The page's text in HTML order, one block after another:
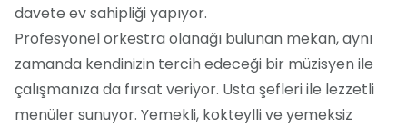
davete ev sahipliği yapıyor.
Profesyonel orkestra olanağı bulunan mekan, aynı
zamanda kendinizin tercih edeceği bir müzisyen ile
çalışmanıza da fırsat veriyor. Usta şefleri ile lezzetli
menüler sunuyor. Yemekli, kokteylli ve yemeksiz